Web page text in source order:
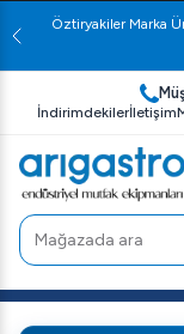
Öztiryakiler Marka
İndirimdekilerİletişim